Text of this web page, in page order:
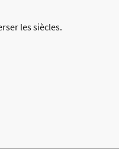
les siècles.